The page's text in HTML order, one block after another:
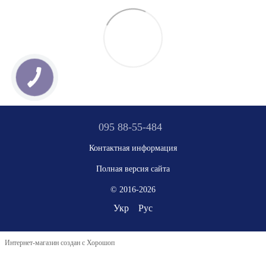
095 88-55-484
Контактная информация
Полная версия сайта
© 2016-2026
Укр Рус
Интернет-магазин создан с Хорошоп